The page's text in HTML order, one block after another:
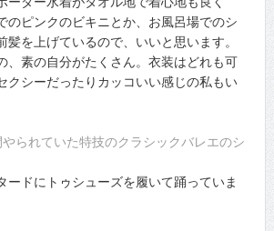
のピンクのビキニとか、お風呂場でのシ
髪を上げているので、いいと思います。
、素の自分がたくさん。衣装はどれも可
クシーだったりカッコいい感じの私もい
られていた特技のクラシックバレエのシ
ードにトゥシューズを履いて踊っていま